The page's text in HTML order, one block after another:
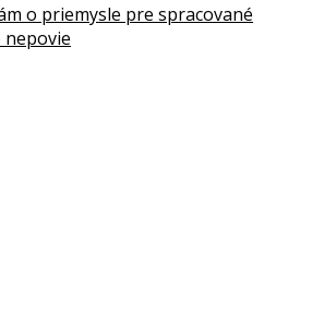
o priemysle pre spracované